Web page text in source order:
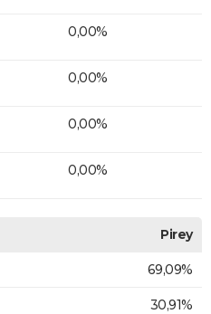
0,00%
0,00%
0,00%
0,00%
Pirey
69,09%
30,91%